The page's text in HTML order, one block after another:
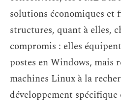
solutions économiques et
structures, quant à elles,
compromis : elles
postes en Windows, mais
machines Linux à la
développement